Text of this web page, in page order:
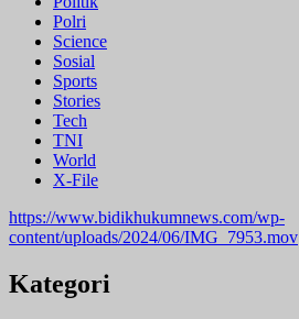
Polri
Science
Sosial
Sports
Stories
Tech
TNI
World
X-File
https://www.bidikhukumnews.com/wp-
content/uploads/2024/06/IMG_7953.mov
Kategori